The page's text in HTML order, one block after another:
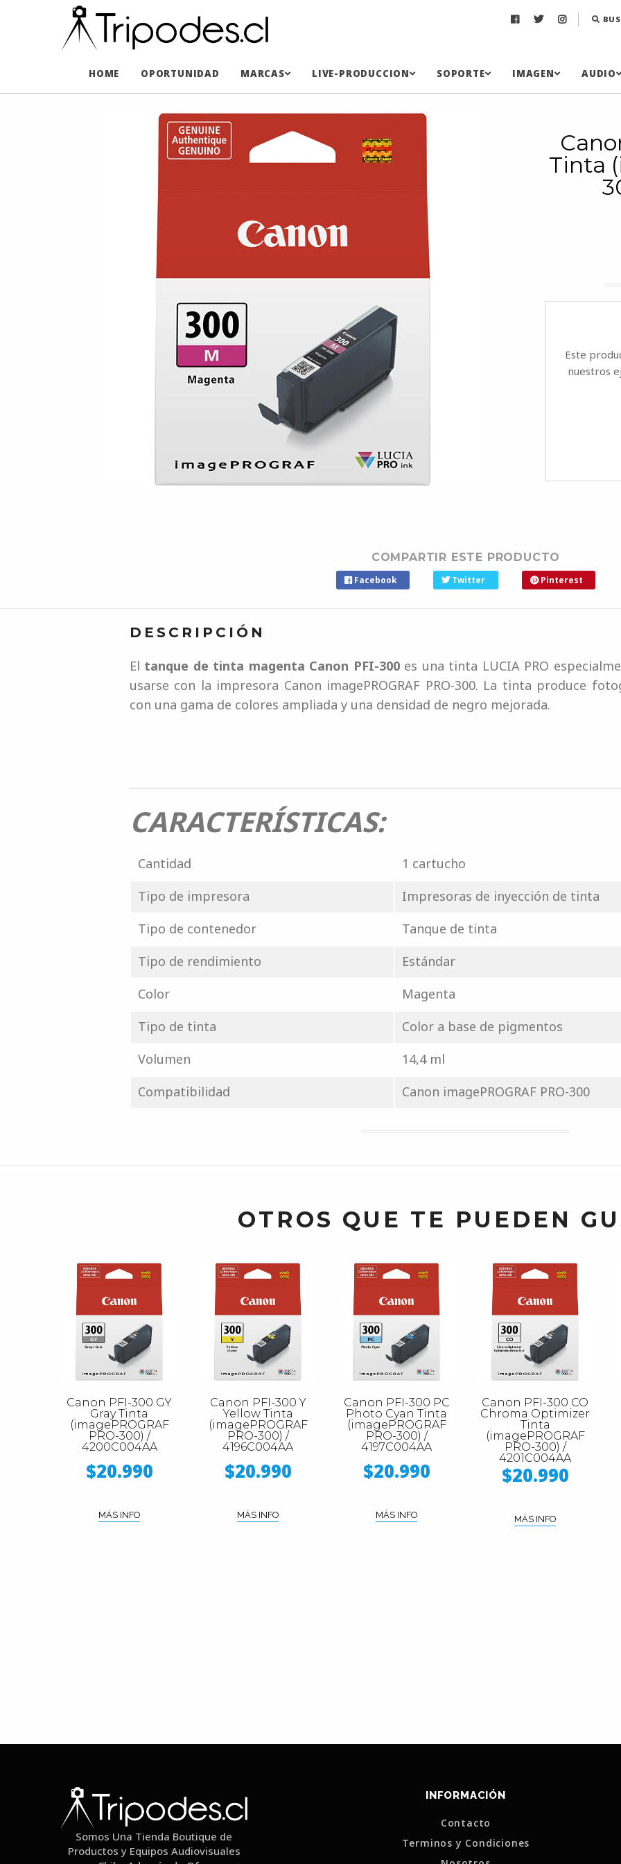
HOME OPORTUNIDAD MARCAS LIVE-PRODUCCION SOPORTE IMAGEN AUDIO
Tinta
Este
nuestros
COMPARTIR ESTE PRODUCTO
Facebook Twitter Pinterest
DESCRIPCIÓN
El tanque de tinta magenta Canon PFI-300es una tinta LUCIA PRO
usarse con la impresora Canon imagePROGRAF PRO-300. La tinta produce
con una gama de colores ampliada y una densidad de negro mejorada.
CARACTERÍSTICAS:
Cantidad
1 cartucho
Tipo de impresora
Impresoras de inyección de tinta
Tipo de contenedor
Tanque de tinta
Tipo de rendimiento
Estándar
Color
Magenta
Tipo de tinta
Color a base de pigmentos
Volumen
14,4 ml
Compatibilidad
Canon imagePROGRAF PRO-300
OTROS QUE TE PUEDEN
Canon PFI-300 GY
Gray Tinta
(imagePROGRAF
PRO-300) /
4200C004AA
$20.990
MÁS INFO
Canon PFI-300 Y
Yellow Tinta
(imagePROGRAF
PRO-300) /
4196C004AA
$20.990
MÁS INFO
Canon PFI-300 PC
Photo Cyan Tinta
(imagePROGRAF
PRO-300) /
4197C004AA
$20.990
MÁS INFO
Canon PFI-300 CO
Chroma Optimizer
Tinta
(imagePROGRAF
PRO-300) /
4201C004AA
$20.990
MÁS INFO
Somos Una Tienda Boutique de
Productos y Equipos Audiovisuales
INFORMACIÓN
Contacto
Terminos y Condiciones